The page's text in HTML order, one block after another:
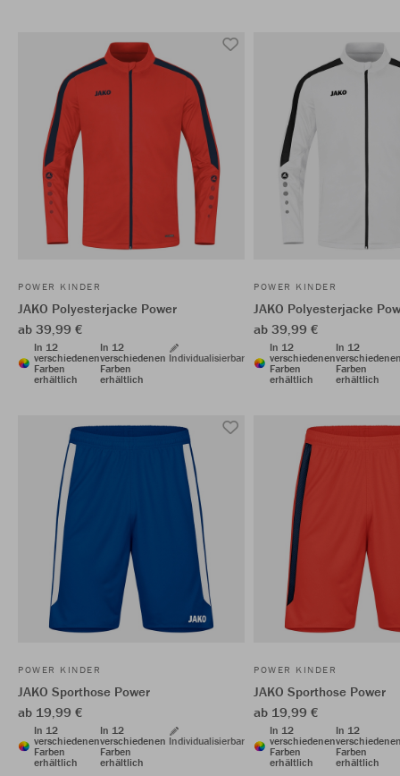
POWER KINDER
JAKO Polyesterjacke Power
ab 39,99 €
In 12
verschiedenen
Farben
erhältlich
In 12
verschiedenen
Farben
erhältlich
Individualisierbar
POWER KINDER
JAKO Polyesterjacke
ab 39,99 €
In 12
verschiedenen
Farben
erhältlich
In 12
Farben
erhältlich
POWER KINDER
JAKO Sporthose Power
ab 19,99 €
In 12
verschiedenen
Farben
erhältlich
In 12
verschiedenen
Farben
erhältlich
Individualisierbar
POWER KINDER
JAKO Sporthose Power
ab 19,99 €
In 12
verschiedenen
Farben
erhältlich
In 12
Farben
erhältlich